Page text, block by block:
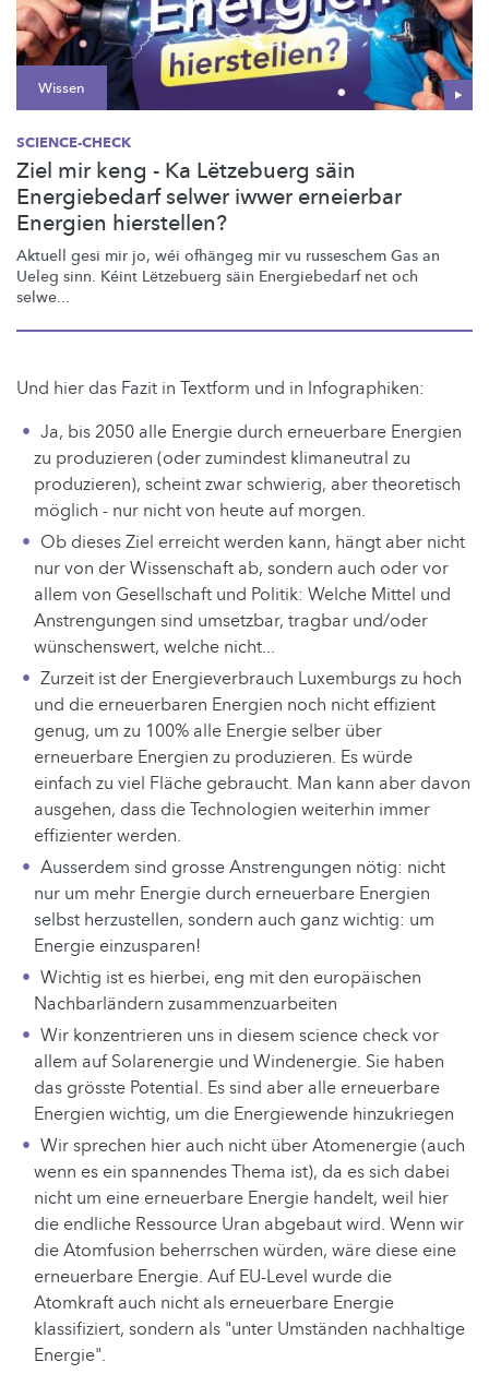
Wissen
SCIENCE-CHECK
Ziel mir keng - Ka Lëtzebuerg säin
Energiebedarf selwer iwwer erneierbar
Energien hierstellen?
Aktuell gesi mir jo, wéi ofhängeg mir vu russeschem Gas an
Ueleg sinn. Kéint Lëtzebuerg säin Energiebedarf net och
selwe...
Und hier das Fazit in Textform und in Infographiken:
Ja, bis 2050 alle Energie durch erneuerbare Energien
zu produzieren (oder zumindest klimaneutral zu
produzieren), scheint zwar schwierig, aber theoretisch
möglich - nur nicht von heute auf morgen.
Ob dieses Ziel erreicht werden kann, hängt aber nicht
nur von der Wissenschaft ab, sondern auch oder vor
allem von Gesellschaft und Politik: Welche Mittel und
Anstrengungen sind umsetzbar, tragbar und/oder
wünschenswert, welche nicht...
Zurzeit ist der Energieverbrauch Luxemburgs zu hoch
und die erneuerbaren Energien noch nicht effizient
genug, um zu 100% alle Energie selber über
erneuerbare Energien zu produzieren. Es würde
einfach zu viel Fläche gebraucht. Man kann aber davon
ausgehen, dass die Technologien weiterhin immer
effizienter werden.
Ausserdem sind grosse Anstrengungen nötig: nicht
nur um mehr Energie durch erneuerbare Energien
selbst herzustellen, sondern auch ganz wichtig: um
Energie einzusparen!
Wichtig ist es hierbei, eng mit den europäischen
Nachbarländern zusammenzuarbeiten
Wir konzentrieren uns in diesem science check vor
allem auf Solarenergie und Windenergie. Sie haben
das grösste Potential. Es sind aber alle erneuerbare
Energien wichtig, um die Energiewende hinzukriegen
Wir sprechen hier auch nicht über Atomenergie (auch
wenn es ein spannendes Thema ist), da es sich dabei
nicht um eine erneuerbare Energie handelt, weil hier
die endliche Ressource Uran abgebaut wird. Wenn wir
die Atomfusion beherrschen würden, wäre diese eine
erneuerbare Energie. Auf EU-Level wurde die
Atomkraft auch nicht als erneuerbare Energie
klassifiziert, sondern als "unter Umständen nachhaltige
Energie".